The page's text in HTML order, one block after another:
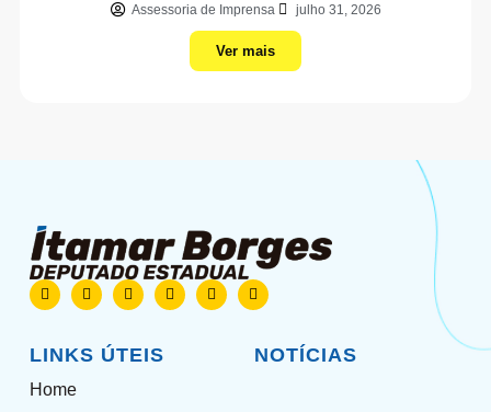
Assessoria de Imprensa julho 31, 2026
Ver mais
LINKS ÚTEIS
Home
NOTÍCIAS